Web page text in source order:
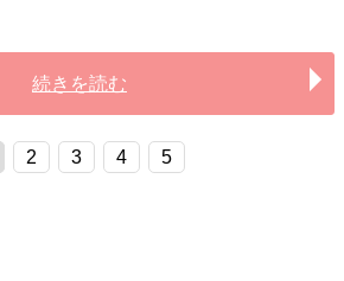
続きを読む
2 3 4 5